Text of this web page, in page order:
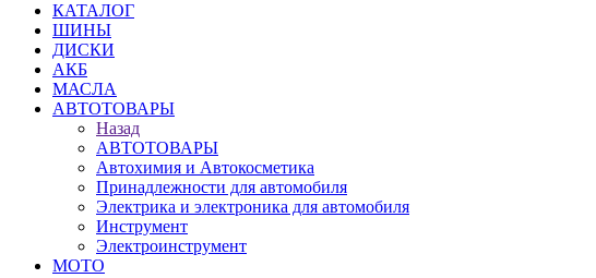
КАТАЛОГ
ШИНЫ
ДИСКИ
АКБ
МАСЛА
АВТОТОВАРЫ
Назад
АВТОТОВАРЫ
Автохимия и Автокосметика
Принадлежности для автомобиля
Электрика и электроника для автомобиля
Инструмент
Электроинструмент
МОТО